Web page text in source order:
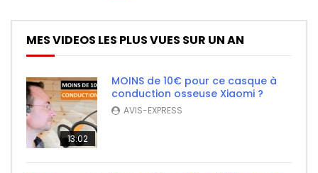
MES VIDEOS LES PLUS VUES SUR UN AN
13:02
MOINS de 10€ pour ce casque à
conduction osseuse Xiaomi ?
AVIS-EXPRESS